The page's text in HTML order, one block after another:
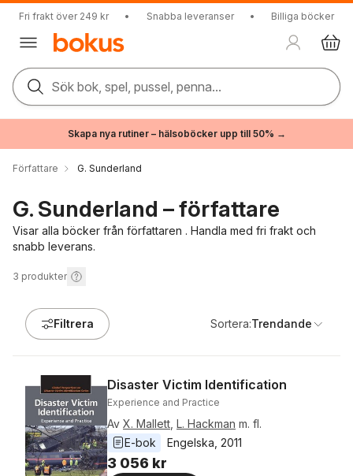
Fri frakt över 249 kr • Snabba leveranser • Billiga böcker
Sök bok, spel, pussel, penna...
Skapa nya rutiner – hälsoböcker upp till 50% →
Författare G. Sunderland
G. Sunderland – författare
Visar alla böcker från författaren . Handla med fri frakt och
snabb leverans.
3 produkter
Filtrera Sortera:Trendande
Disaster Victim Identification
Experience and Practice
Av X. Mallett L. Hackman m. fl.
E-bok
Engelska 2011
3 056 kr